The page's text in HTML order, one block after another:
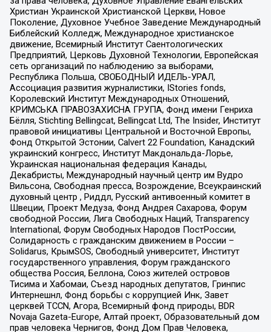
Христиан Украинской Христианской Церкви, Новое
Поколение, Духовное Учебное Заведение Международный
Библейский Колледж, Международное христианское
движение, Всемирный Институт Саентологических
Предприятий, Церковь Духовной Технологии, Европейская
сеть организаций по наблюдению за выборами,
Республика Польша, СВОБОДНЫЙ ИДЕЛЬ-УРАЛ,
Ассоциация развития журналистики, IStories fonds,
Королевский Институт Международных Отношений,
КРИМСЬКА ПРАВОЗАХИСНА ГРУПА, Фонд имени Генриха
Бёлля, Stichting Bellingcat, Bellingcat Ltd, The Insider, Институт
правовой инициативы Центральной и Восточной Европы,
Фонд Открытой Эстонии, Calvert 22 Foundation, Канадский
украинский конгресс, Институт Макдональда-Лорье,
Украинская национальная федерация Канады,
Декабристы, Международный научный центр им Вудро
Вильсона, Свободная пресса, Возрождение, Всеукраинский
духовный центр , Риддл, Русский антивоенный комитет в
Швеции, Проект Медуза, Фонд Андрея Сахарова, Форум
свободной России, Лига Свободных Наций, Transparеncy
International, Форум Свободных Народов ПостРоссии,
Солидарность с гражданским движением в России –
Solidarus, КрымSOS, Свободный университет, Институт
государственного управления, Форум гражданского
общества Россия, Беллона, Союз жителей островов
Тисима и Хабомаи, Съезд народных депутатов, Гринпис
Интернешнл, Фонд борьбы с коррупцией Инк, Завет
церквей TCCN, Агора, Всемирный фонд природы, BDR
Novaja Gazeta-Europe, Алтай проект, Образовательный дом
прав человека Чернигов, Фонд Дом Прав Человека,